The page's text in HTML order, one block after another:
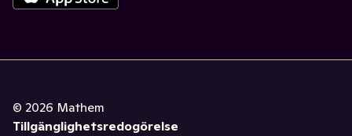
© 2026 Mathem
Tillgänglighetsredogörelse